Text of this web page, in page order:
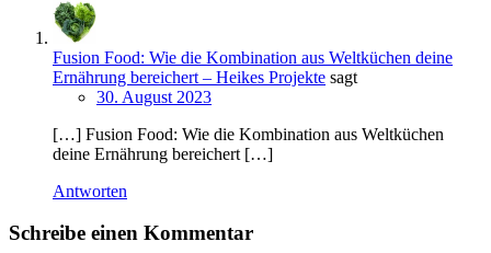
Fusion Food: Wie die Kombination aus Weltküchen deine
Ernährung bereichert – Heikes Projekte sagt
30. August 2023
[…] Fusion Food: Wie die Kombination aus Weltküchen
deine Ernährung bereichert […]
Antworten
Schreibe einen Kommentar